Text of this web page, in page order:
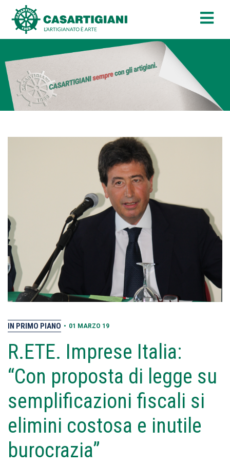
IN PRIMO PIANO • 01 MARZO 19
R.ETE. Imprese Italia:
“Con proposta di legge su
semplificazioni fiscali si
elimini costosa e inutile
burocrazia”